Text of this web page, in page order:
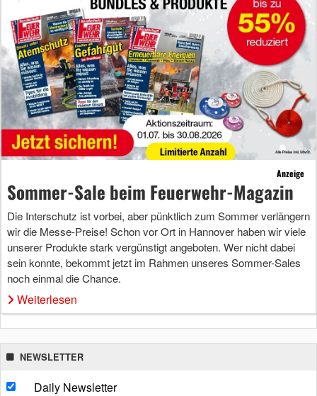
Anzeige
Sommer-Sale beim Feuerwehr-Magazin
Die Interschutz ist vorbei, aber pünktlich zum Sommer verlängern
wir die Messe-Preise! Schon vor Ort in Hannover haben wir viele
unserer Produkte stark vergünstigt angeboten. Wer nicht dabei
sein konnte, bekommt jetzt im Rahmen unseres Sommer-Sales
noch einmal die Chance.
Weiterlesen
NEWSLETTER
Daily Newsletter